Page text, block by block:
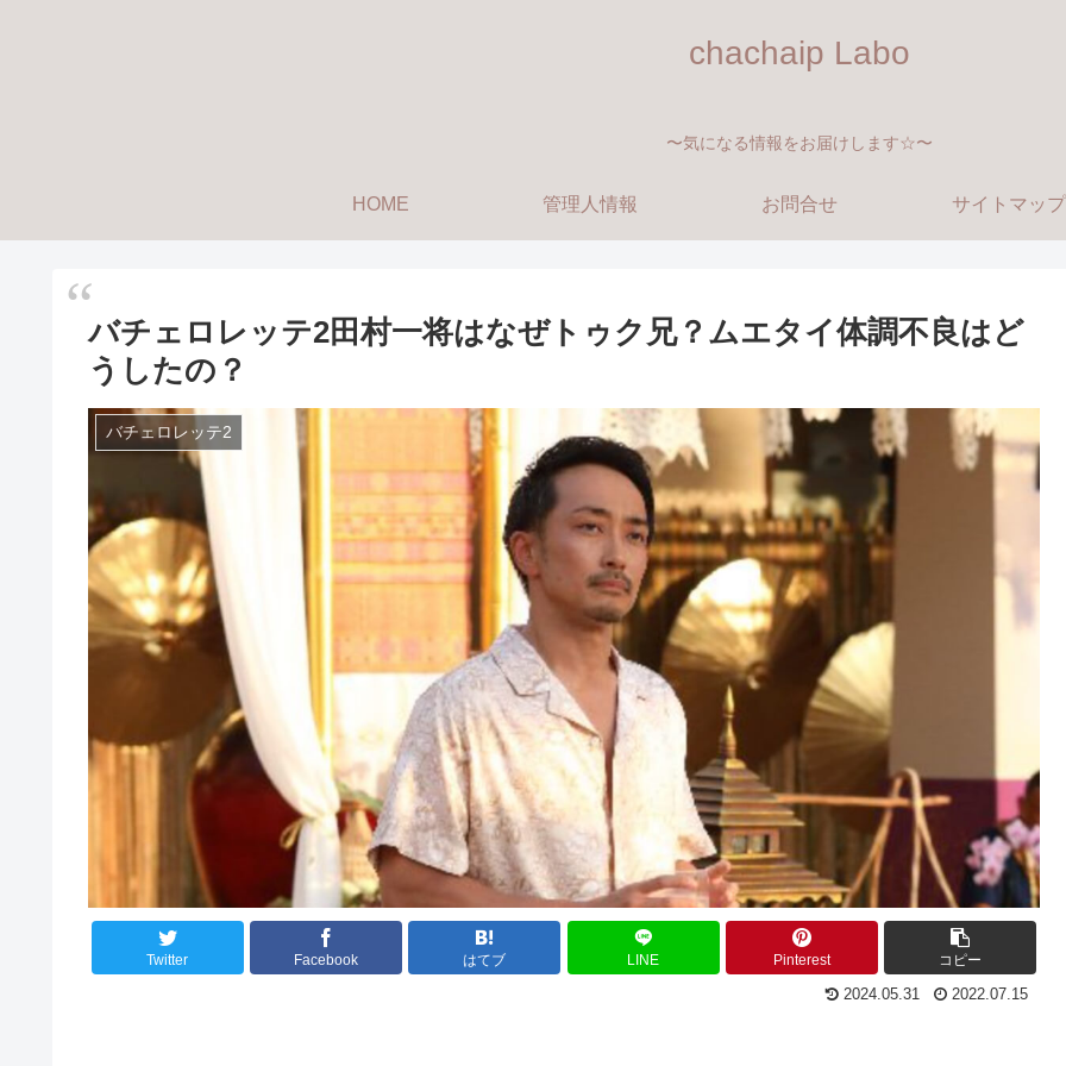
chachaip Labo
〜気になる情報をお届けします☆〜
HOME 管理人情報 お問合せ サイトマップ
バチェロレッテ2田村一将はなぜトゥク兄？ムエタイ体調不良はど
うしたの？
バチェロレッテ2
Twitter Facebook はてブ LINE Pinterest コピー
2024.05.31 2022.07.15